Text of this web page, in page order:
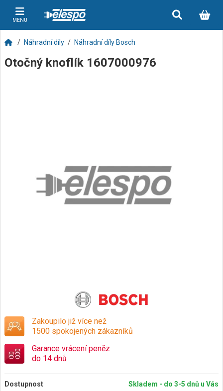
MENU
Náhradní díly Náhradní díly Bosch
Otočný knoflík 1607000976
Zakoupilo již více než
1500 spokojených zákazníků
Garance vrácení peněz
do 14 dnů
Dostupnost Skladem - do 3-5 dnů u Vás